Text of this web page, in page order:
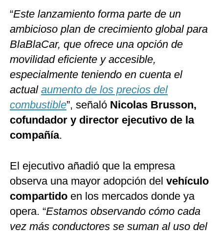
“Este lanzamiento forma parte de un
ambicioso plan de crecimiento global para
BlaBlaCar, que ofrece una opción de
movilidad eficiente y accesible,
especialmente teniendo en cuenta el
actual aumento de los precios del
combustible”, señaló Nicolas Brusson,
cofundador y director ejecutivo de la
compañía.
El ejecutivo añadió que la empresa
observa una mayor adopción del vehículo
compartido en los mercados donde ya
opera. “Estamos observando cómo cada
vez más conductores se suman al uso del